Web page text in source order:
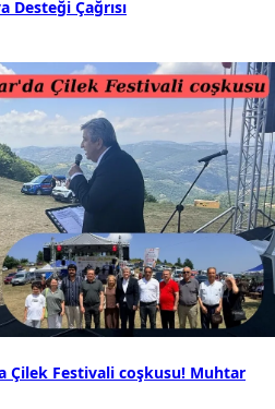
Desteği Çağrısı
Çilek Festivali coşkusu! Muhtar